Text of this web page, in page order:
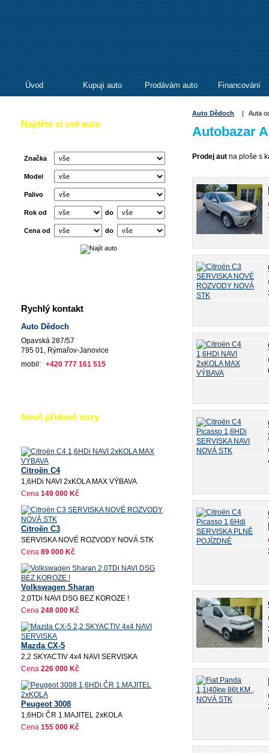
Auto Dědoch | Auta
Autobazar
Prodej aut na ploše s
Najděte si své auto
Značka
Model
Palivo
Rok od do
Cena od do
Rychlý kontakt
Auto Dědoch
Opavská 287/57
795 01, Rýmařov-Janovice
mobil: +420 777 161 515
Nově přidané vozy
Citroën C4
1,6HDi NAVI 2xKOLA MAX VÝBAVA
Cena 149 000 Kč
Citroën C3
SERVISKA NOVÉ ROZVODY NOVÁ STK
Cena 89 000 Kč
Volkswagen Sharan
2,0TDi NAVI DSG BEZ KOROZE !
Cena 248 000 Kč
Mazda CX-5
2,2 SKYACTIV 4x4 NAVI SERVISKA
Cena 226 000 Kč
Peugeot 3008
1,6HDi ČR 1.MAJITEL 2xKOLA
Cena 155 000 Kč
Úvod Kupuji auto Prodávám auto Financování